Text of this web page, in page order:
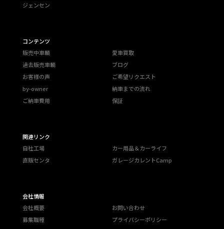
ジェンセン
コンテンツ
販売中車輌
愛車買取
過去販売車輌
ブログ
お客様の声
ご希望リクエスト
by-owner
納車までの流れ
ご納車費用
保証
関連リンク
自社工場
カー用品＆カーライフ
直販センタ
ガレージカレントCamp
会社情報
会社概要
お問い合わせ
募集職種
プライバシーポリシー